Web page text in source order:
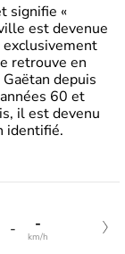
signifie «
est devenue
exclusivement
retrouve en
depuis
60 et
il est devenu
identifié.
- -
km/h